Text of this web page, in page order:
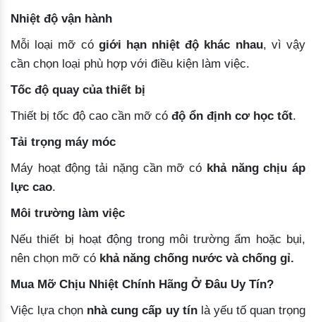
Nhiệt độ vận hành
Mỗi loại mỡ có giới hạn nhiệt độ khác nhau, vì vậy
cần chọn loại phù hợp với điều kiện làm việc.
Tốc độ quay của thiết bị
Thiết bị tốc độ cao cần mỡ có độ ổn định cơ học tốt.
Tải trọng máy móc
Máy hoạt động tải nặng cần mỡ có khả năng chịu áp
lực cao.
Môi trường làm việc
Nếu thiết bị hoạt động trong môi trường ẩm hoặc bụi,
nên chọn mỡ có khả năng chống nước và chống gỉ.
Mua Mỡ Chịu Nhiệt Chính Hãng Ở Đâu Uy Tín?
Việc lựa chọn nhà cung cấp uy tínlà yếu tố quan trọng